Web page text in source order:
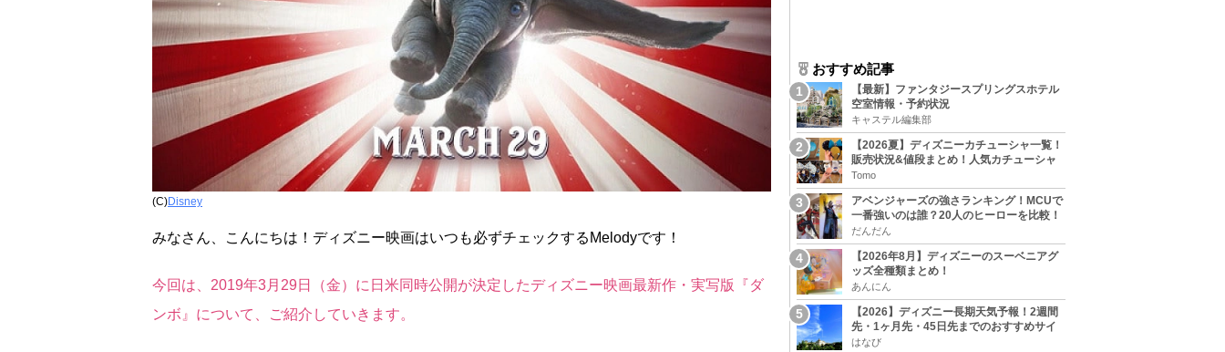
(C)Disney
みなさん、こんにちは！ディズニー映画はいつも必ずチェックするMelodyです！
今回は、2019年3月29日（金）に日米同時公開が決定したディズニー映画最新作・実写版『ダ
ンボ』について、ご紹介していきます。
おすすめ記事
【最新】ファンタジースプリングスホテル
空室情報・予約状況
キャステル編集部
【2026夏】ディズニーカチューシャ一覧！
販売状況&値段まとめ！人気カチューシャ
をチェック
Tomo
アベンジャーズの強さランキング！MCUで
一番強いのは誰？20人のヒーローを比較！
だんだん
【2026年8月】ディズニーのスーベニアグ
ッズ全種類まとめ！
あんにん
【2026】ディズニー長期天気予報！2週間
先・1ヶ月先・45日先までのおすすめサイ
ト＆アプリまとめ！
はなび